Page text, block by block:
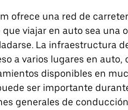
ofrece una red de
que viajar en auto sea una
La infraestructura
a varios lugares en auto,
disponibles en
ser importante
generales de